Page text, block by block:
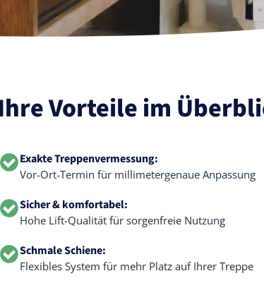
Vorteile im
Exakte Treppenvermessung:
Vor-Ort-Termin für millimetergenaue Anpassung
Sicher & komfortabel:
Hohe Lift-Qualität für sorgenfreie Nutzung
Schmale Schiene:
Flexibles System für mehr Platz auf Ihrer Treppe